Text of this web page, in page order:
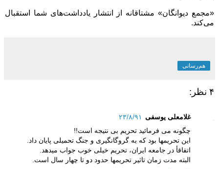
«مجمع دیوانگان» مشتاقانه از انتشار یادداشت‌های شما استقبال
می‌کند.
هم‌رسانی
۴ نظر:
غلامعلی یوسفی
۲۳/۸/۹۱
چگونه می فرمائید تحریم بی نتیجه است!!
این تحریمها بود که به گروگانگیری و جنگ تحمیلی پایان داد.
اتفاقأ در جامعه ایران، تحریم خیلی خوب جواب میدهد.
البته مدت زمان تاثیر تحریمها حدود دو تا چهار سال است.